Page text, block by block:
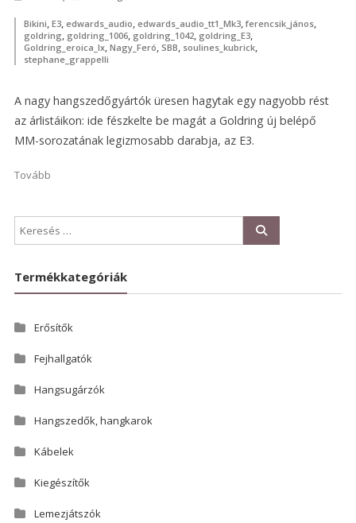
Bikini, E3, edwards_audio, edwards_audio_tt1_Mk3, ferencsik_jános,
goldring, goldring_1006, goldring_1042, goldring_E3,
Goldring_eroica_lx, Nagy_Feró, SBB, soulines_kubrick,
stephane_grappelli
A nagy hangszedőgyártók üresen hagytak egy nagyobb rést
az árlistáikon: ide fészkelte be magát a Goldring új belépő
MM-sorozatának legizmosabb darabja, az E3.
Tovább
Termékkategóriák
Erősítők
Fejhallgatók
Hangsugárzók
Hangszedők, hangkarok
Kábelek
Kiegészítők
Lemezjátszók